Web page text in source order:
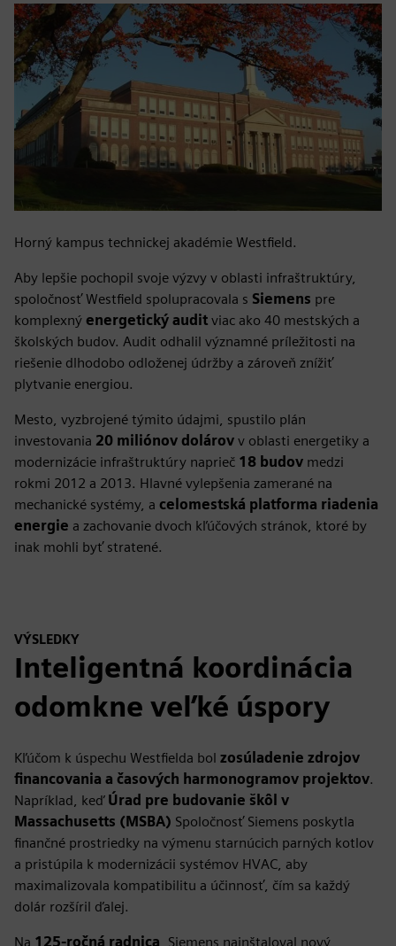
Horný kampus technickej akadémie Westfield.
Aby lepšie pochopil svoje výzvy v oblasti infraštruktúry,
spoločnosť Westfield spolupracovala s Siemens pre
komplexný energetický audit viac ako 40 mestských a
školských budov. Audit odhalil významné príležitosti na
riešenie dlhodobo odloženej údržby a zároveň znížiť
plytvanie energiou.
Mesto, vyzbrojené týmito údajmi, spustilo plán
investovania 20 miliónov dolárov v oblasti energetiky a
modernizácie infraštruktúry naprieč 18 budov medzi
rokmi 2012 a 2013. Hlavné vylepšenia zamerané na
mechanické systémy, a celomestská platforma riadenia
energie a zachovanie dvoch kľúčových stránok, ktoré by
inak mohli byť stratené.
VÝSLEDKY
Inteligentná koordinácia
odomkne veľké úspory
Kľúčom k úspechu Westfielda bol zosúladenie zdrojov
financovania a časových harmonogramov projektov.
Napríklad, keď Úrad pre budovanie škôl v
Massachusetts (MSBA) Spoločnosť Siemens poskytla
finančné prostriedky na výmenu starnúcich parných kotlov
a pristúpila k modernizácii systémov HVAC, aby
maximalizovala kompatibilitu a účinnosť, čím sa každý
dolár rozšíril ďalej.
Na 125-ročná radnica , Siemens nainštaloval nový